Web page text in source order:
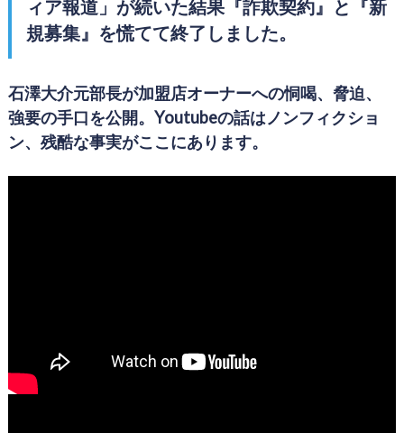
ィア報道」が続いた結果『詐欺契約』と『新
規募集』を慌てて終了しました。
石澤大介元部長が加盟店オーナーへの恫喝、脅迫、
強要の手口を公開。Youtubeの話はノンフィクショ
ン、残酷な事実がここにあります。